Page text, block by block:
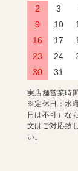
2
3
9
10
16
17
23
24
30
31
実店舗営業時
※定休日：水
日は不可）な
文はご対応致
い。